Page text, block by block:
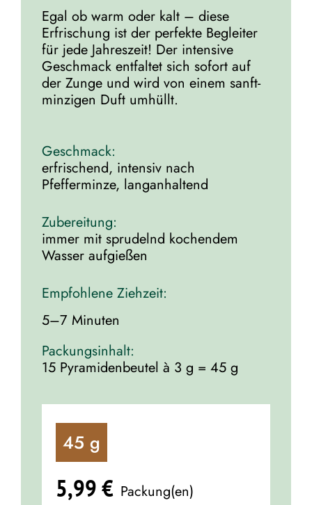
Egal ob warm oder kalt – diese
Erfrischung ist der perfekte Begleiter
für jede Jahreszeit! Der intensive
Geschmack entfaltet sich sofort auf
der Zunge und wird von einem sanft-
minzigen Duft umhüllt.
Geschmack:
erfrischend, intensiv nach
Pfefferminze, langanhaltend
Zubereitung:
immer mit sprudelnd kochendem
Wasser aufgießen
Empfohlene Ziehzeit:
5–7 Minuten
Packungsinhalt:
15 Pyramidenbeutel à 3 g = 45 g
45 g
5,99€